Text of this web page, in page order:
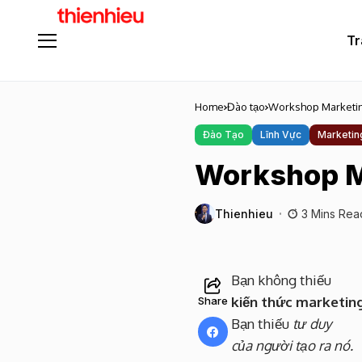
Home Đào tạo Workshop
Đào Tạo Lĩnh Vực
Workshop
Thienhieu 3 Mins
Share
Bạn không thiếu
kiến thức
Bạn thiếu tư duy
của người tạo ra nó.